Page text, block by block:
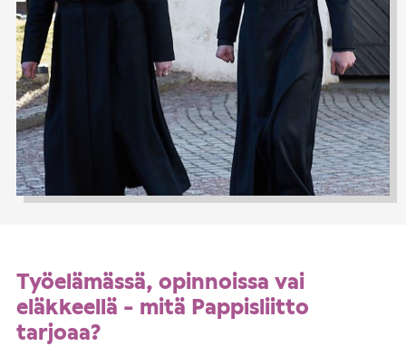
Työelämässä, opinnoissa vai
eläkkeellä - mitä Pappisliitto
tarjoaa?